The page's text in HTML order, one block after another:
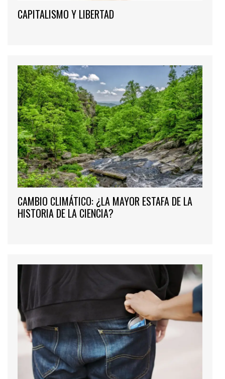
CAPITALISMO Y LIBERTAD
CAMBIO CLIMÁTICO: ¿LA MAYOR ESTAFA DE LA
HISTORIA DE LA CIENCIA?